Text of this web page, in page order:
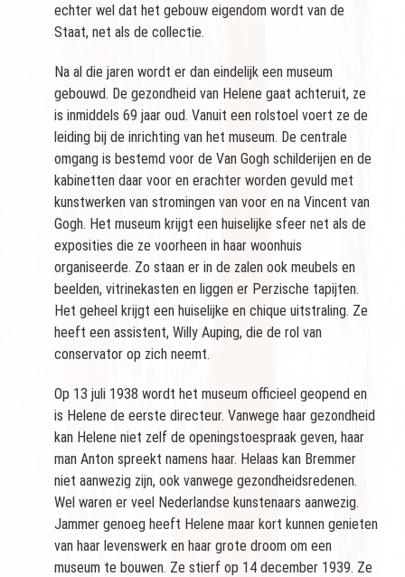
echter wel dat het gebouw eigendom wordt van de
Staat, net als de collectie.
Na al die jaren wordt er dan eindelijk een museum
gebouwd. De gezondheid van Helene gaat achteruit, ze
is inmiddels 69 jaar oud. Vanuit een rolstoel voert ze de
leiding bij de inrichting van het museum. De centrale
omgang is bestemd voor de Van Gogh schilderijen en de
kabinetten daar voor en erachter worden gevuld met
kunstwerken van stromingen van voor en na Vincent van
Gogh. Het museum krijgt een huiselijke sfeer net als de
exposities die ze voorheen in haar woonhuis
organiseerde. Zo staan er in de zalen ook meubels en
beelden, vitrinekasten en liggen er Perzische tapijten.
Het geheel krijgt een huiselijke en chique uitstraling. Ze
heeft een assistent, Willy Auping, die de rol van
conservator op zich neemt.
Op 13 juli 1938 wordt het museum officieel geopend en
is Helene de eerste directeur. Vanwege haar gezondheid
kan Helene niet zelf de openingstoespraak geven, haar
man Anton spreekt namens haar. Helaas kan Bremmer
niet aanwezig zijn, ook vanwege gezondheidsredenen.
Wel waren er veel Nederlandse kunstenaars aanwezig.
Jammer genoeg heeft Helene maar kort kunnen genieten
van haar levenswerk en haar grote droom om een
museum te bouwen. Ze stierf op 14 december 1939. Ze